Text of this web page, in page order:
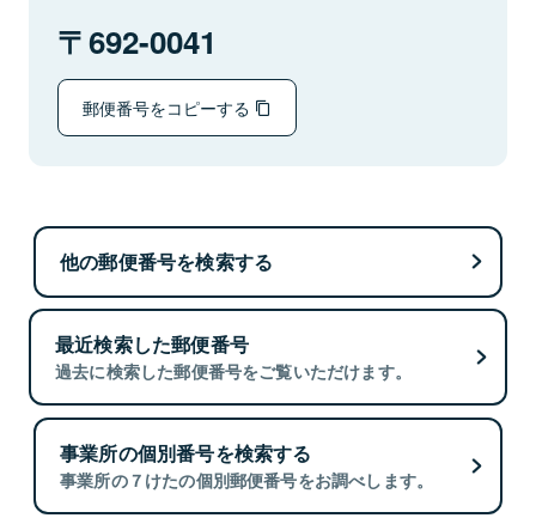
692-0041
郵便番号をコピーする
他の郵便番号を検索する
最近検索した郵便番号
過去に検索した郵便番号をご覧いただけます。
事業所の個別番号を検索する
事業所の７けたの個別郵便番号をお調べします。